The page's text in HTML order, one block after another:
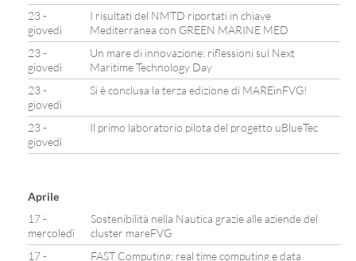
23 -
giovedì
I risultati del NMTD riportati in chiave
Mediterranea con GREEN MARINE MED
23 -
giovedì
Un mare di innovazione: riflessioni sul Next
Maritime Technology Day
23 -
giovedì
Si è conclusa la terza edizione di MAREinFVG!
23 -
giovedì
Il primo laboratorio pilota del progetto uBlueTec
Aprile
17 -
mercoledì
Sostenibilità nella Nautica grazie alle aziende del
cluster mareFVG
17 -
FAST Computing: real time computing e data